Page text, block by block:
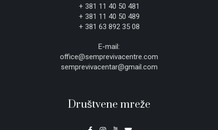
+ 381 11 40 50 481
+ 381 11 40 50 489
+ 381 63 892 35 08
E-mail:
office@semprevivacentre.com
semprevivacentar@gmail.com
Društvene mreže